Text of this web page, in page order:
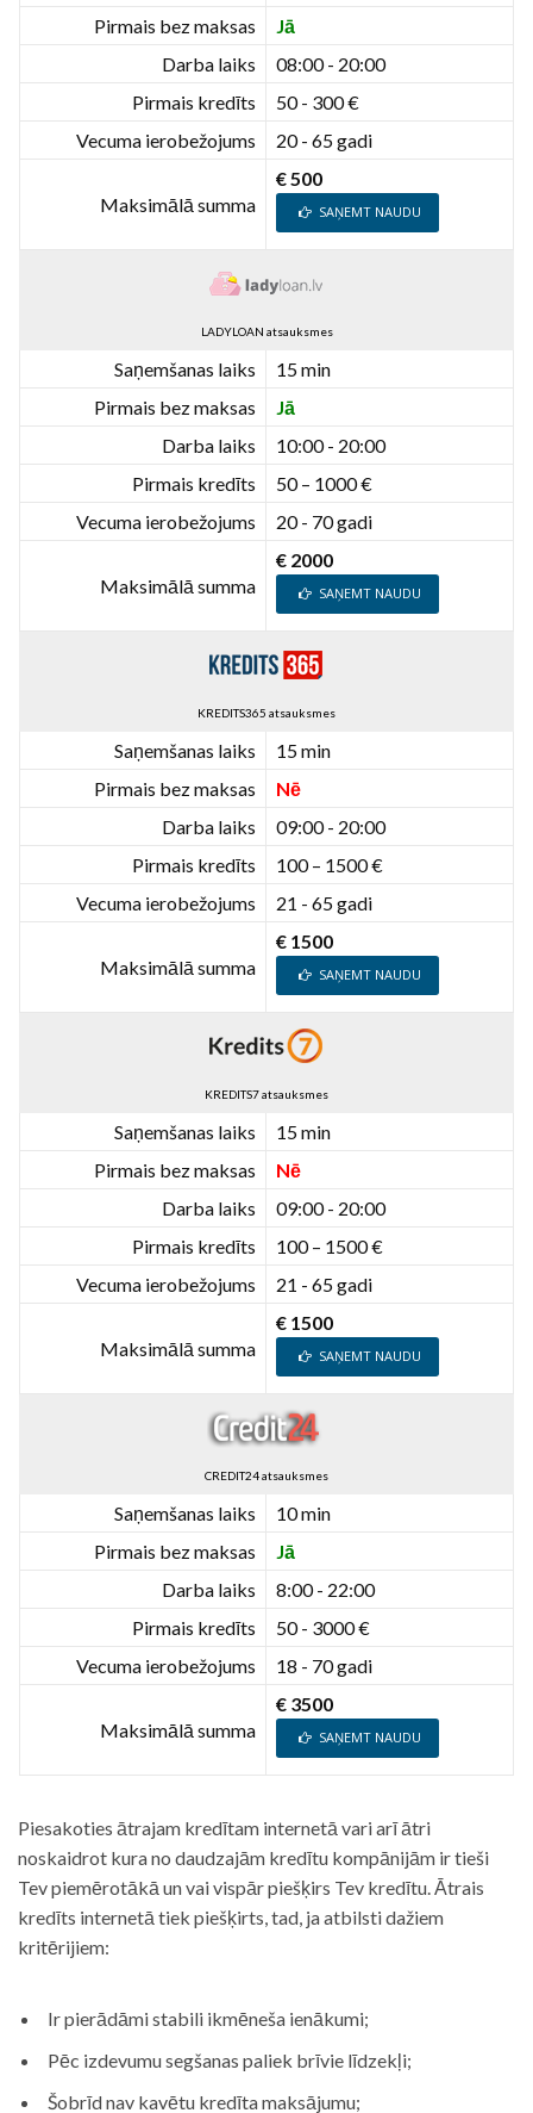
Pirmais bez maksas
Jā
Darba laiks
08:00 - 20:00
Pirmais kredīts
50 - 300 €
Vecuma ierobežojums
20 - 65 gadi
Maksimālā summa
€ 500
SAŅEMT NAUDU
LADYLOAN atsauksmes
Saņemšanas laiks
15 min
Pirmais bez maksas
Jā
Darba laiks
10:00 - 20:00
Pirmais kredīts
50 – 1000 €
Vecuma ierobežojums
20 - 70 gadi
Maksimālā summa
€ 2000
SAŅEMT NAUDU
KREDITS365 atsauksmes
Saņemšanas laiks
15 min
Pirmais bez maksas
Nē
Darba laiks
09:00 - 20:00
Pirmais kredīts
100 – 1500 €
Vecuma ierobežojums
21 - 65 gadi
Maksimālā summa
€ 1500
SAŅEMT NAUDU
KREDITS7 atsauksmes
Saņemšanas laiks
15 min
Pirmais bez maksas
Nē
Darba laiks
09:00 - 20:00
Pirmais kredīts
100 – 1500 €
Vecuma ierobežojums
21 - 65 gadi
Maksimālā summa
€ 1500
SAŅEMT NAUDU
CREDIT24 atsauksmes
Saņemšanas laiks
10 min
Pirmais bez maksas
Jā
Darba laiks
8:00 - 22:00
Pirmais kredīts
50 - 3000 €
Vecuma ierobežojums
18 - 70 gadi
Maksimālā summa
€ 3500
SAŅEMT NAUDU
Piesakoties ātrajam kredītam internetā vari arī ātri
noskaidrot kura no daudzajām kredītu kompānijām ir tieši
Tev piemērotākā un vai vispār piešķirs Tev kredītu. Ātrais
kredīts internetā tiek piešķirts, tad, ja atbilsti dažiem
kritērijiem:
Ir pierādāmi stabili ikmēneša ienākumi;
Pēc izdevumu segšanas paliek brīvie līdzekļi;
Šobrīd nav kavētu kredīta maksājumu;